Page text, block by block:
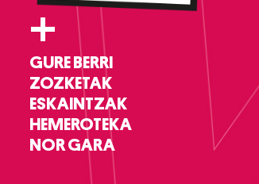
+
GURE BERRI
ZOZKETAK
ESKAINTZAK
HEMEROTEKA
NOR GARA